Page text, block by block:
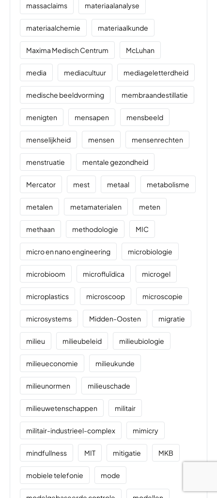
massaclaims materiaalanalyse
materiaalchemie materiaalkunde
Maxima Medisch Centrum McLuhan
media mediacultuur mediageletterdheid
medische beeldvorming membraandestillatie
menigten mensapen mensbeeld
menselijkheid mensen mensenrechten
menstruatie mentale gezondheid
Mercator mest metaal metabolisme
metalen metamaterialen meten
methaan methodologie MIC
micro en nano engineering microbiologie
microbioom microfluïdica microgel
microplastics microscoop microscopie
microsystems Midden-Oosten migratie
milieu milieubeleid milieubiologie
milieueconomie milieukunde
milieunormen milieuschade
milieuwetenschappen militair
militair-industrieel-complex mimicry
mindfullness MIT mitigatie MKB
mobiele telefonie mode